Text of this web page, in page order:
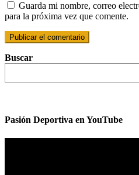
Guarda mi nombre, correo
para la próxima vez que comente.
Buscar
Pasión Deportiva en YouTube